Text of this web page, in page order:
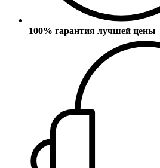
100% гарантия лучшей цены